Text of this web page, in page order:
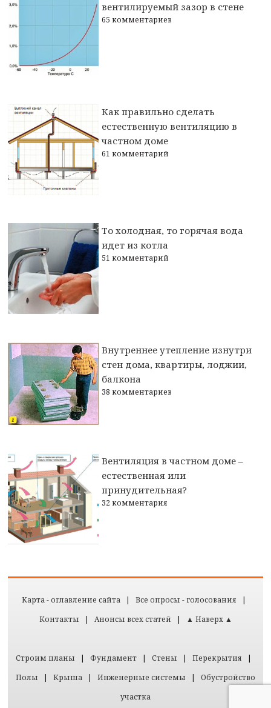
вентилируемый зазор в стене
65 комментариев
Как правильно сделать
естественную вентиляцию в
частном доме
61 комментарий
То холодная, то горячая вода
идет из котла
51 комментарий
Внутреннее утепление изнутри
стен дома, квартиры, лоджии,
балкона
38 комментариев
Вентиляция в частном доме –
естественная или
принудительная?
32 комментария
Карта - оглавление сайта| Все опросы - голосования |
Контакты | Анонсы всех статей | ▲ Наверх ▲
Строим планы | Фундамент | Стены | Перекрытия |
Полы | Крыша | Инженерные системы | Обустройство
участка